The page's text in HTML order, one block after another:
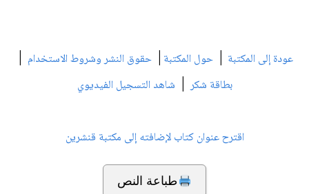
عودة إلى المكتبة | حول المكتبة | حقوق النشر وشروط الاستخدام |
بطاقة شكر| شاهد التسجيل الفيديوي
اقترح عنوان كتاب لإضافته إلى مكتبة قنشرين
طباعة النص